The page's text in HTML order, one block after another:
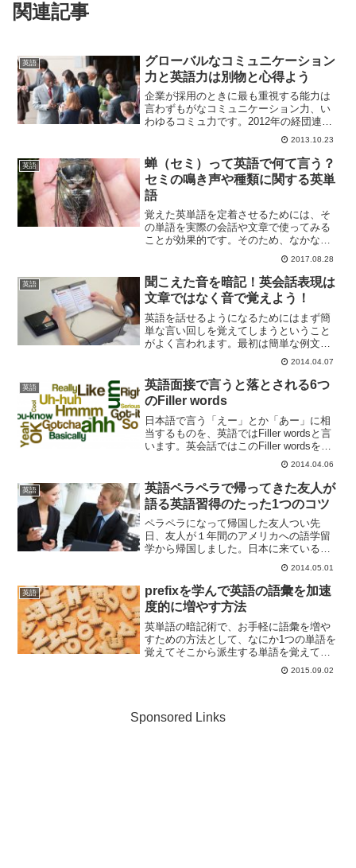
関連記事
英語
グローバルなコミュニケーション
力と英語力は別物と心得よう
企業が採用のときに最も重視する能力は
言わずもがなコミュニケーション力、い
わゆるコミュ力です。2012年の経団連の
調査でも、企業がコミュ力を重視する傾
向が明確に表れています。一方で、企業
の多くが海外展開を行っており、英語の
重要性がますます高ま...
2013.10.23
英語
蝉（セミ）って英語で何て言う？
セミの鳴き声や種類に関する英単
語
覚えた英単語を定着させるためには、そ
の単語を実際の会話や文章で使ってみる
ことが効果的です。そのため、なかなか
普段使わないようなマニアックな英単語
は覚えにくく、普段の生活に密着した単
語は覚えやすくなります。しかし、普段
目にするモノの中にも、英...
2017.08.28
英語
聞こえた音を暗記！英会話表現は
文章ではなく音で覚えよう！
英語を話せるようになるためにはまず簡
単な言い回しを覚えてしまうということ
がよく言われます。最初は簡単な例文な
どの丸暗記から始まり、徐々にその暗記
した例文数を増やしていく、これを繰り
返していくと、定形文ではありますが会
話ができるようになってい...
2014.04.07
英語
英語面接で言うと落とされる6つ
のFiller words
日本語で言う「えー」とか「あー」に相
当するものを、英語ではFiller wordsと言
います。英会話ではこのFiller wordsを話
すことはできるだけ避けなければいけま
せん。今回は、Filler wordsの中でも特に
避けるべき6つの言...
2014.04.06
英語
英語ペラペラで帰ってきた友人が
語る英語習得のたった1つのコツ
ペラペラになって帰国した友人つい先
日、友人が１年間のアメリカへの語学留
学から帰国しました。日本に来ている留
学生と話している様子を見てみると、ペ
ラペラです。そんな彼に英語上達のコツ
を聞いてみると、最初は授業でも黙りが
ちだったけど、あることに気...
2014.05.01
英語
prefixを学んで英語の語彙を加速
度的に増やす方法
英単語の暗記術で、お手軽に語彙を増や
すための方法として、なにか1つの単語を
覚えてそこから派生する単語を覚えてい
くという方法があります。たとえば、
load (読み込む) という単語と re- (再び)
2015.09.02
Sponsored Links